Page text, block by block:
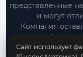
представленные
и могут
Компания
изменений в
товара без
Сайт использует